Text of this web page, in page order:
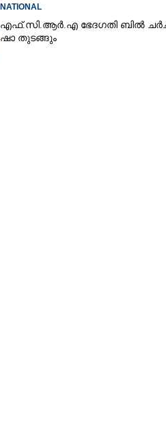
NATIONAL
എ​ഫ്.​സി.​ആ​ർ.​എ​ ​ഭേ​ദ​ഗ​തി​ ​ബിൽ
ഷാ​ ​തുടങ്ങും